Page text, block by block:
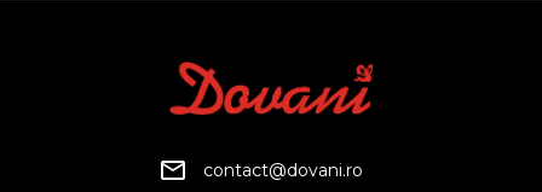
contact@dovani.ro